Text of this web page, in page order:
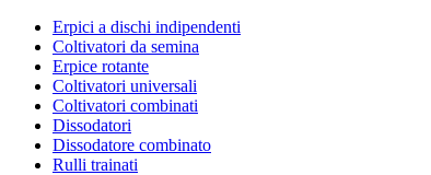
Erpici a dischi indipendenti
Coltivatori da semina
Erpice rotante
Coltivatori universali
Coltivatori combinati
Dissodatori
Dissodatore combinato
Rulli trainati